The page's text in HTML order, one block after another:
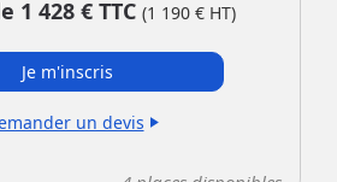
1 428 € TTC (1 190 € HT)
Je m'inscris
un devis play_arrow